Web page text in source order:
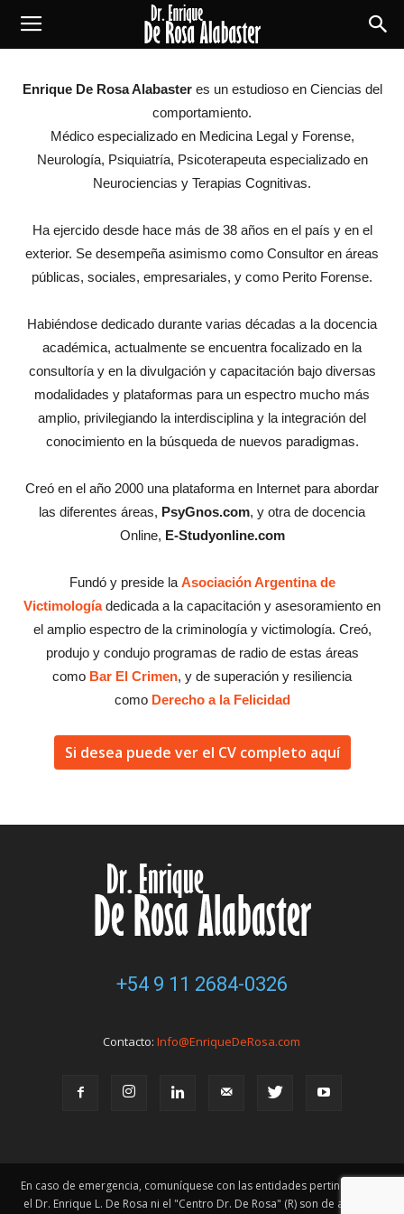
Enrique
Alabaster
Enrique De Rosa Alabasteres un estudioso en Ciencias del
comportamiento.
Médico especializado en Medicina Legal y Forense,
Neurología, Psiquiatría, Psicoterapeuta especializado en
Neurociencias y Terapias Cognitivas.
Ha ejercido desde hace más de 38 años en el país y en el
exterior. Se desempeña asimismo como Consultor en áreas
públicas, sociales, empresariales, y como Perito Forense.
Habiéndose dedicado durante varias décadas a la docencia
académica, actualmente se encuentra focalizado en la
consultoría y en la divulgación y capacitación bajo diversas
modalidades y plataformas para un espectro mucho más
amplio, privilegiando la interdisciplina y la integración del
conocimiento en la búsqueda de nuevos paradigmas.
Creó en el año 2000 una plataforma en Internet para abordar
las diferentes áreas, PsyGnos.com, y otra de docencia
Online, E-Studyonline.com
Fundó y preside la Asociación Argentina de
Victimologíadedicada a la capacitación y asesoramiento en
el amplio espectro de la criminología y victimología. Creó,
produjo y condujo programas de radio de estas áreas
como Bar El Crimen, y de superación y resiliencia
como Derecho a la Felicidad
Si desea puede ver el CV completo aquí
+54 9 11 2684-0326
Contacto:Info@EnriqueDeRosa.com
En caso de emergencia, comuníquese con las entidades pertinentes. Ni
el Dr. Enrique L. De Rosa ni el "Centro Dr. De Rosa" (R) son de atención